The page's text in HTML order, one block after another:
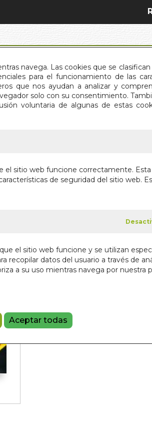
navega. Las cookies que se
para el funcionamiento de las
que nos ayudan a analizar y
solo con su consentimiento.
voluntaria de algunas de estas
el sitio web funcione correctamente.
de seguridad del sitio web.
el sitio web funcione y se utilizan
recopilar datos del usuario a través de
a su uso mientras navega por nuestra
Aceptar todas
SOMOS CONTACTO
OBSERVADOR
17,00 €
Añadir a la cesta